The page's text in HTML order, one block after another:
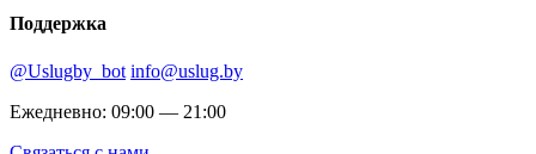
Поддержка
@Uslugby_bot info@uslug.by
Ежедневно: 09:00 — 21:00